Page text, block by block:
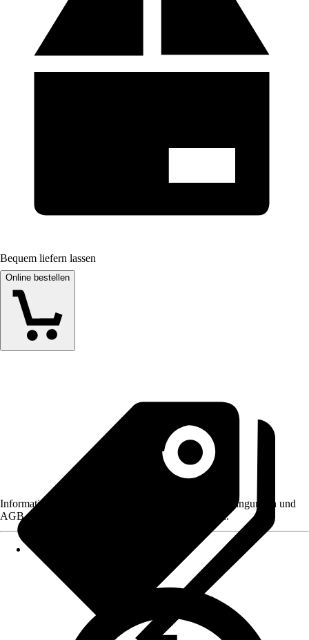
Bequem liefern lassen
Online bestellen
Informationen des Verkäufers, wie z. B. Rückgabebedingungen und
AGB, finden Sie bei Klick auf den Verkäufernamen.